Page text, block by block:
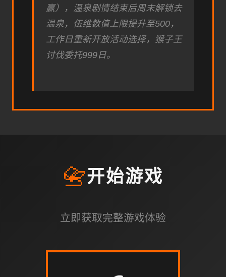
赢），温泉剧情结束后周末解锁去
温泉，伍维数值上限提升至500，
工作日重新开放活动选择，猴子王
讨伐委托999日。
📇开始游戏
立即获取完整游戏体验